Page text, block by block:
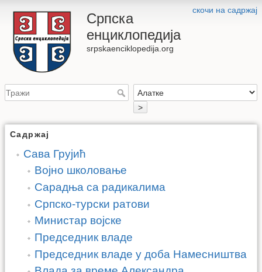
скочи на садржај
Српска
енциклопедија
srpskaenciklopedija.org
>
Садржај
Сава Грујић
Војно школовање
Сарадња са радикалима
Српско-турски ратови
Министар војске
Председник владе
Председник владе у доба Намесништва